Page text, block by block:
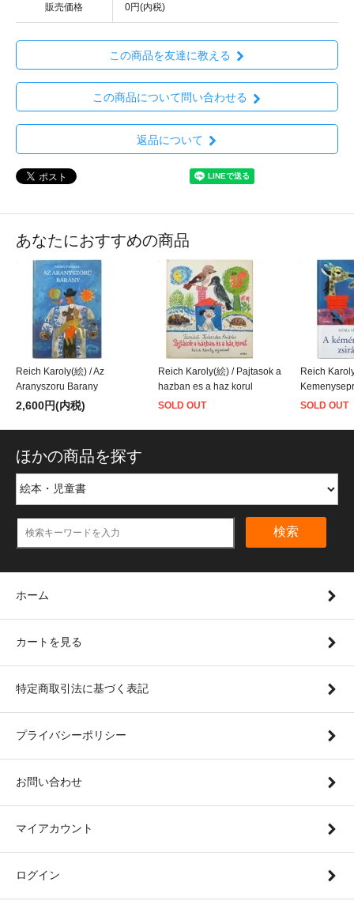
販売価格 0円(内税)
この商品を友達に教える
この商品について問い合わせる
返品について
あなたにおすすめの商品
Reich Karoly(絵) / Az
Aranyszoru Barany
2,600円(内税)
Reich Karoly(絵) / Pajtasok a
hazban es a haz korul
SOLD OUT
Reich
SOLD OUT
ほかの商品を探す
検索
ホーム
カートを見る
特定商取引法に基づく表記
プライバシーポリシー
お問い合わせ
マイアカウント
ログイン